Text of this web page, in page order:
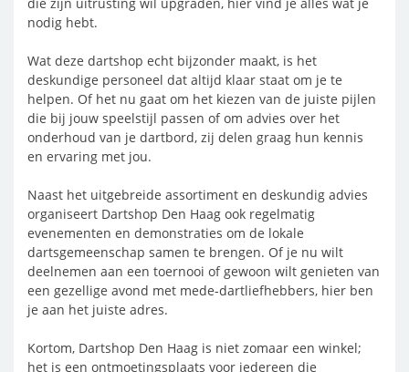
nodig hebt.
Wat deze dartshop echt bijzonder maakt, is het
deskundige personeel dat altijd klaar staat om je te
helpen. Of het nu gaat om het kiezen van de juiste pijlen
die bij jouw speelstijl passen of om advies over het
onderhoud van je dartbord, zij delen graag hun kennis
en ervaring met jou.
Naast het uitgebreide assortiment en deskundig advies
organiseert Dartshop Den Haag ook regelmatig
evenementen en demonstraties om de lokale
dartsgemeenschap samen te brengen. Of je nu wilt
deelnemen aan een toernooi of gewoon wilt genieten van
een gezellige avond met mede-dartliefhebbers, hier ben
je aan het juiste adres.
Kortom, Dartshop Den Haag is niet zomaar een winkel;
het is een ontmoetingsplaats voor iedereen die